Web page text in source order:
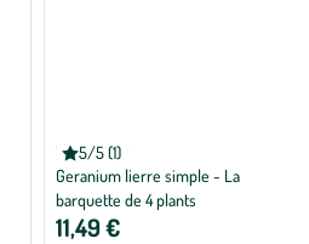
5/5 (1)
Note
moyenne
de
5
sur
BOTANIC®
Geranium lierre simple - La
barquette de 4 plants
11,49 €